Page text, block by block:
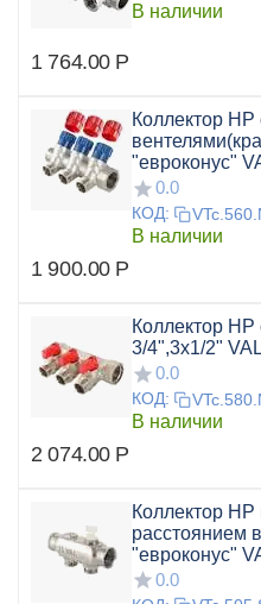
В наличии
1 764.00 Р
Коллектор
"евроконус"
0.0
КОД:
В наличии
1 900.00 Р
Коллектор
3/4",3x1/2"
0.0
КОД:
В наличии
2 074.00 Р
Коллектор
расстоянием
"евроконус"
0.0